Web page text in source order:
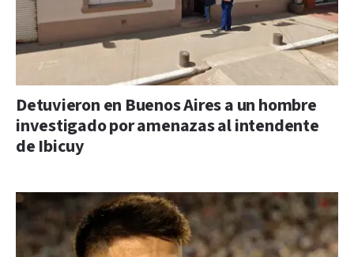
Detuvieron en Buenos Aires a un hombre
investigado por amenazas al intendente
de Ibicuy